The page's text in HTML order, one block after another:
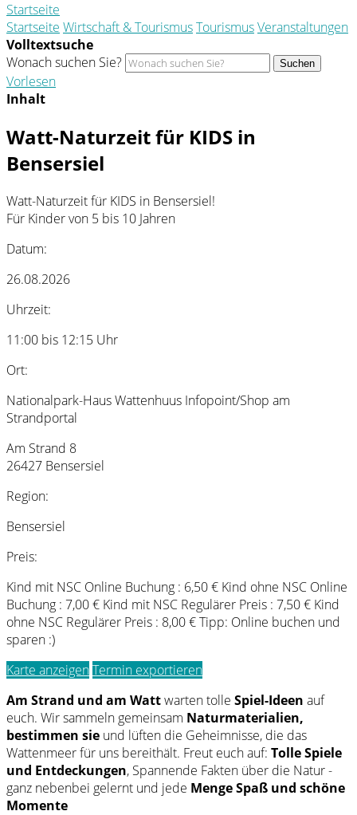
Startseite
Startseite Wirtschaft & TourismusTourismusVeranstaltungen
Volltextsuche
Wonach suchen Sie?
Suchen
Vorlesen
Inhalt
Watt-Naturzeit für KIDS in
Bensersiel
Watt-Naturzeit für KIDS in Bensersiel!
Für Kinder von 5 bis 10 Jahren
Datum:
26.08.2026
Uhrzeit:
11:00 bis 12:15 Uhr
Ort:
Nationalpark-Haus Wattenhuus Infopoint/Shop am
Strandportal
Am Strand 8
26427 Bensersiel
Region:
Bensersiel
Preis:
Kind mit NSC Online Buchung : 6,50 € Kind ohne NSC Online
Buchung : 7,00 € Kind mit NSC Regulärer Preis : 7,50 € Kind
ohne NSC Regulärer Preis : 8,00 € Tipp: Online buchen und
sparen :)
Karte anzeigenTermin exportieren
Am Strand und am Wattwarten tolle Spiel-Ideen auf
euch. Wir sammeln gemeinsam Naturmaterialien,
bestimmen sie und lüften die Geheimnisse, die das
Wattenmeer für uns bereithält. Freut euch auf: Tolle Spiele
und Entdeckungen, Spannende Fakten über die Natur -
ganz nebenbei gelernt und jede Menge Spaß und schöne
Momente